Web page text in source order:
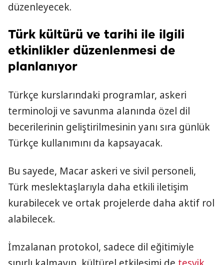
düzenleyecek.
Türk kültürü ve tarihi ile ilgili
etkinlikler düzenlenmesi de
planlanıyor
Türkçe kurslarındaki programlar, askeri
terminoloji ve savunma alanında özel dil
becerilerinin geliştirilmesinin yanı sıra günlük
Türkçe kullanımını da kapsayacak.
Bu sayede, Macar askeri ve sivil personeli,
Türk meslektaşlarıyla daha etkili iletişim
kurabilecek ve ortak projelerde daha aktif rol
alabilecek.
İmzalanan protokol, sadece dil eğitimiyle